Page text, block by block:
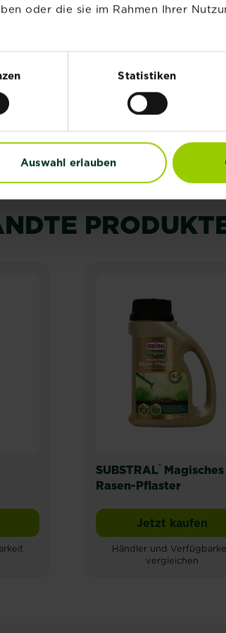
oder die sie im Rahmen Ihrer
Statistiken
Auswahl erlauben
Generell gilt: Je dicker die Schale,
des Kühlschrankes gelagert.
ist ebenfalls wichtig. Geeignet
Unkraut & Moos
Rasen-Unkrautfrei
SUBSTRAL® Magisches
Rasen-Pflaster
Jetzt kaufen
Händler und
vergleichen